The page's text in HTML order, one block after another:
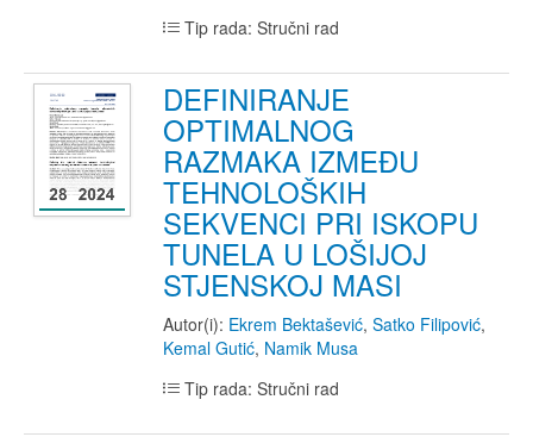
Tip rada: Stručni rad
DEFINIRANJE
OPTIMALNOG
RAZMAKA IZMEĐU
TEHNOLOŠKIH
SEKVENCI PRI ISKOPU
TUNELA U LOŠIJOJ
STJENSKOJ MASI
Autor(i): Ekrem Bektašević, Satko Filipović,
Kemal Gutić, Namik Musa
Tip rada: Stručni rad